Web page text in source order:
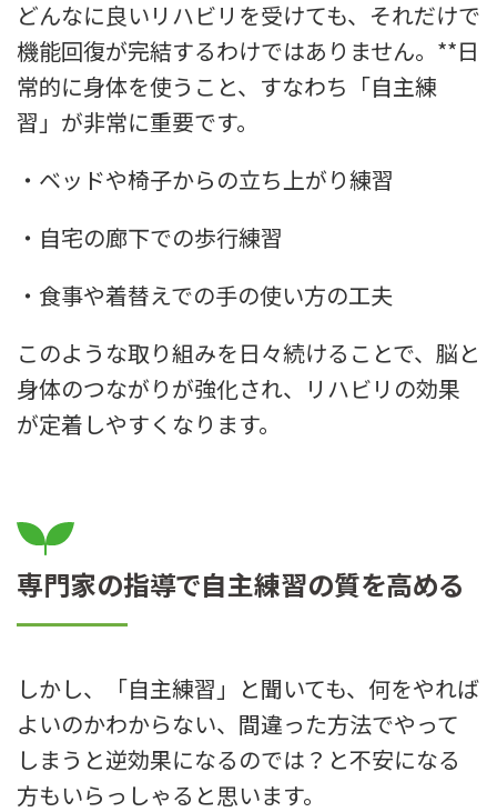
どんなに良いリハビリを受けても、それだけで
機能回復が完結するわけではありません。**日
常的に身体を使うこと、すなわち「自主練
習」が非常に重要です。
・ベッドや椅子からの立ち上がり練習
・自宅の廊下での歩行練習
・食事や着替えでの手の使い方の工夫
このような取り組みを日々続けることで、脳と
身体のつながりが強化され、リハビリの効果
が定着しやすくなります。
専門家の指導で自主練習の質を高める
しかし、「自主練習」と聞いても、何をやれば
よいのかわからない、間違った方法でやって
しまうと逆効果になるのでは？と不安になる
方もいらっしゃると思います。